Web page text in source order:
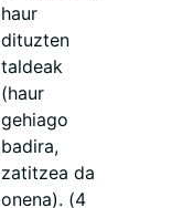
haur
dituzten
taldeak
(haur
gehiago
badira,
zatitzea da
onena). (4